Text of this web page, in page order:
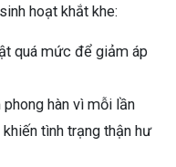
hoạt khắt khe:
quá mức để giảm áp
hàn vì mỗi lần
tình trạng thận hư